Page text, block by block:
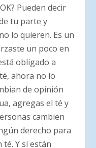
Pueden decir
tu parte y
lo quieren. Es un
un poco en
obligado a
ahora no lo
de opinión
agregas el té y
cambien
derecho para
Y si están